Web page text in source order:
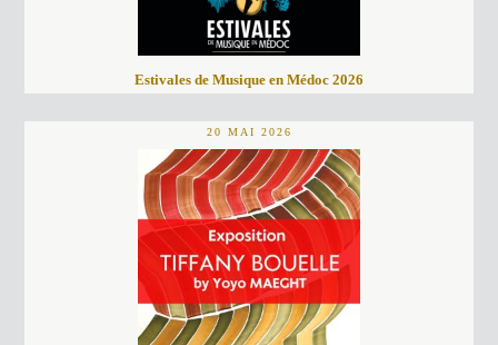
Estivales de Musique en Médoc 2026
20 MAI 2026